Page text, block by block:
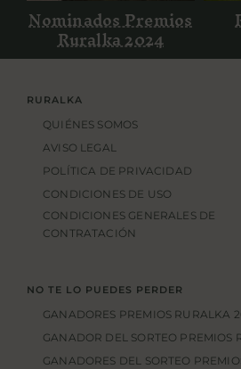
Nominados Premios
Ruralka 2024
RURALKA
QUIÉNES SOMOS
AVISO LEGAL
POLÍTICA DE PRIVACIDAD
CONDICIONES DE USO
CONDICIONES GENERALES DE
CONTRATACIÓN
NO TE LO PUEDES PERDER
GANADORES PREMIOS RURALKA
GANADOR DEL SORTEO PREMIOS
GANADORES DEL SORTEO